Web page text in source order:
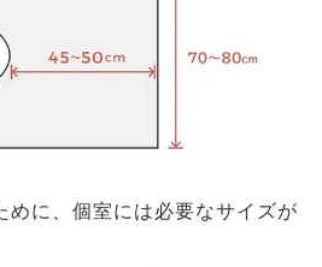
めに、個室には必要なサイズが